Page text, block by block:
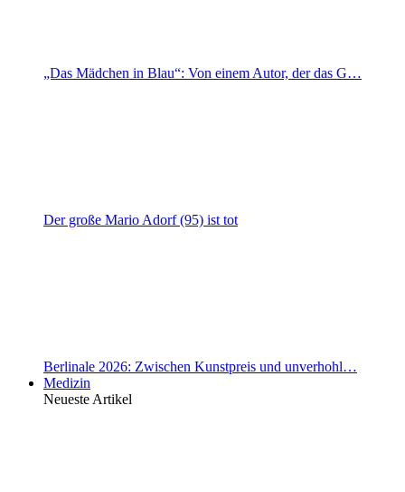
„Das Mädchen in Blau“: Von einem Autor, der das G…
Der große Mario Adorf (95) ist tot
Berlinale 2026: Zwischen Kunstpreis und unverhohl…
Medizin
Neueste Artikel